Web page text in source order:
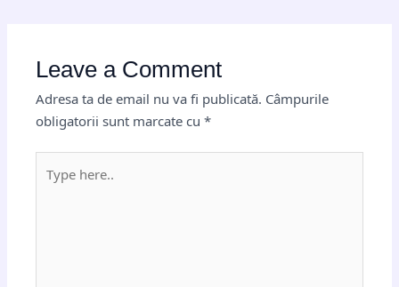
Leave a Comment
Adresa ta de email nu va fi publicată. Câmpurile
obligatorii sunt marcate cu*
here..